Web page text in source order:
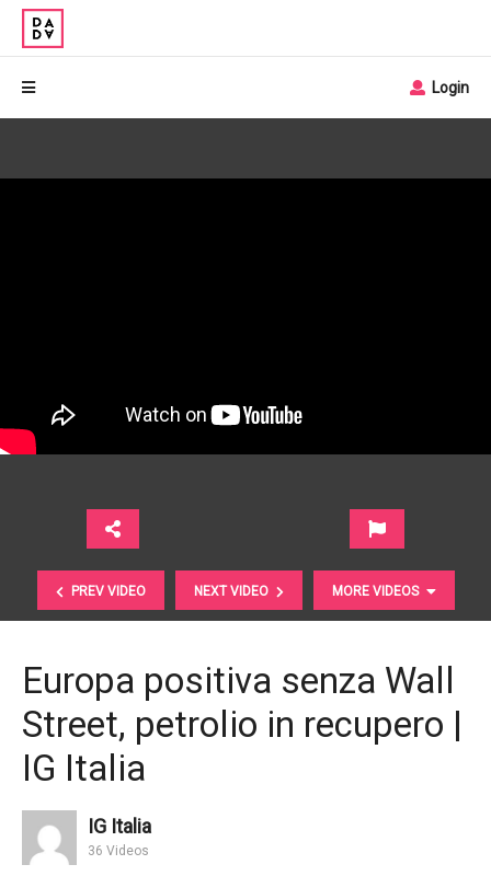
Login
PREV VIDEO NEXT VIDEO MORE VIDEOS
Mercati finanziari. La situazione attuale secondo
Europa positiva senza Wall
Street, petrolio in recupero |
IG Italia
IG Italia
36 Videos